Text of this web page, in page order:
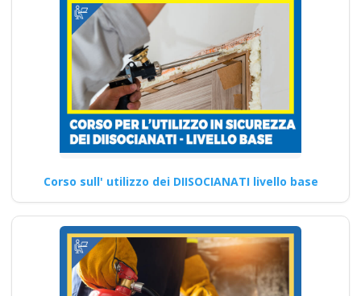
Corso sull' utilizzo dei DIISOCIANATI livello base